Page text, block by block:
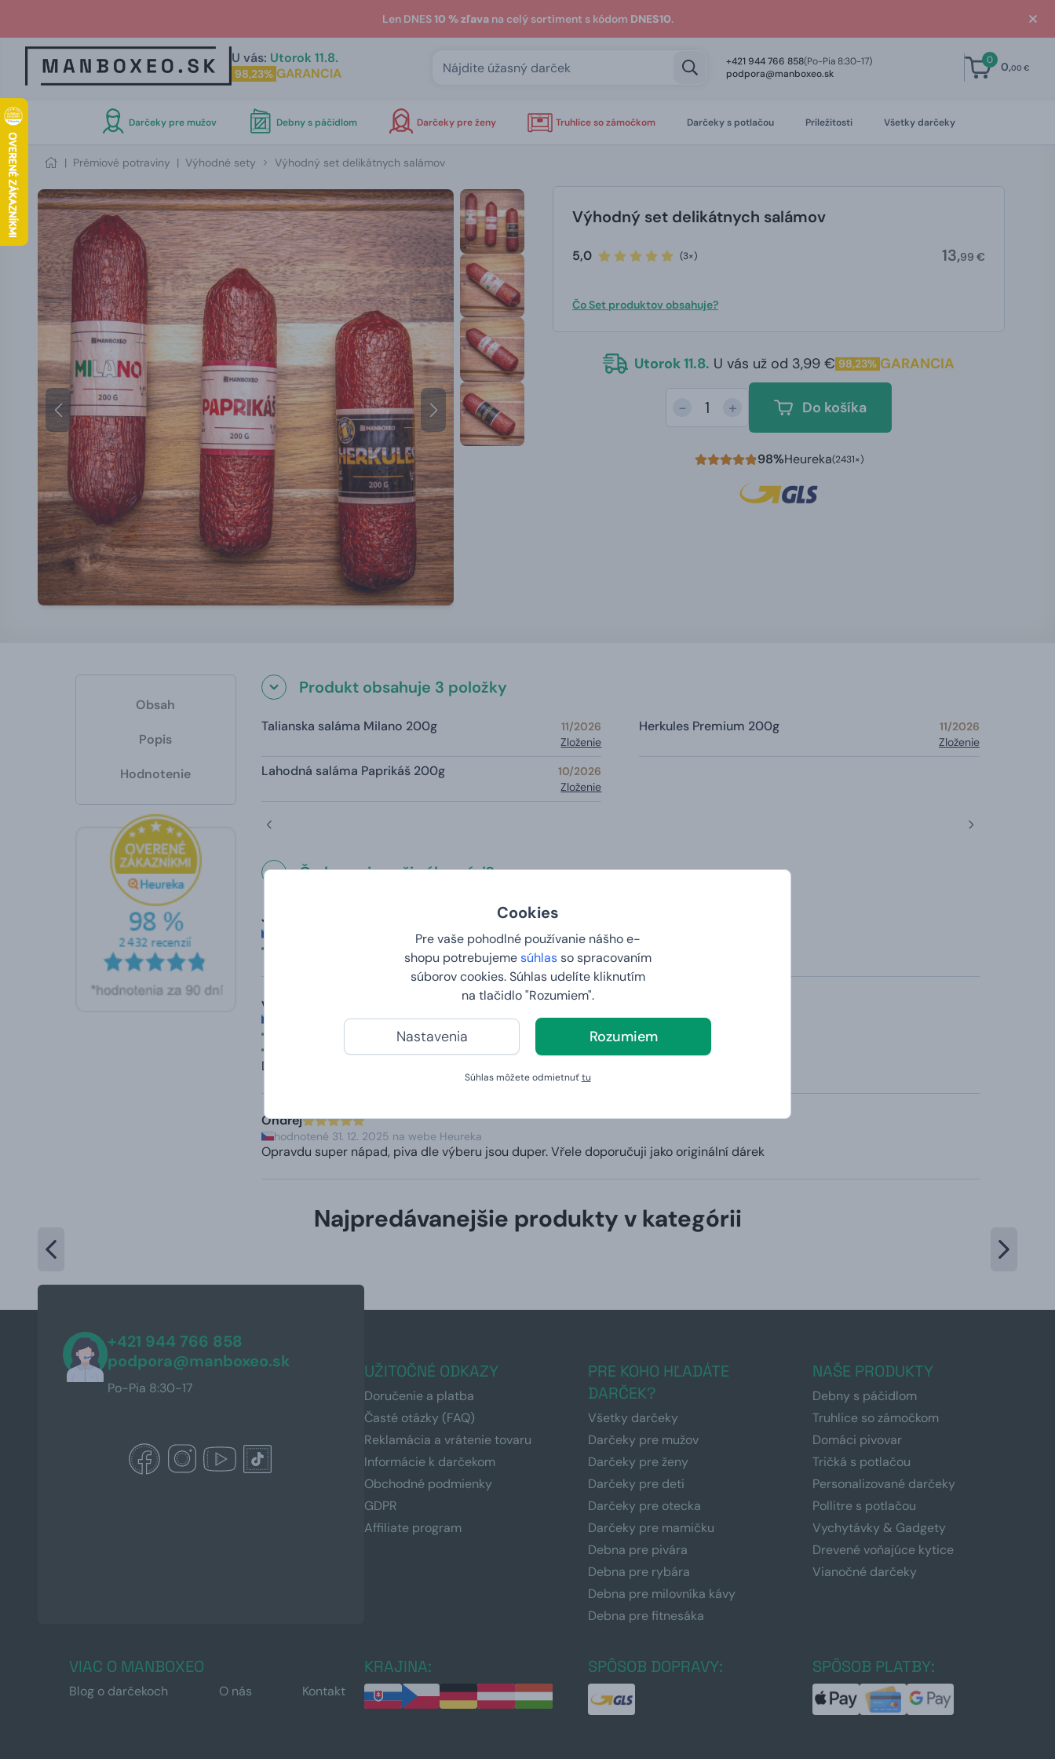
Cookies
Pre vaše pohodlné používanie nášho e-
shopu potrebujemesúhlasso spracovaním
súborov cookies. Súhlas udelíte kliknutím
na tlačidlo "Rozumiem".
Nastavenia Rozumiem
Súhlas môžete odmietnuťtu
Len DNES10 % zľavana celý sortiment s kódom DNES10.
U vás: Utorok 11.8.
98,23% GARANCIA
+421 944 766 858(Po-Pia 8:30-17)
podpora@manboxeo.sk
0 0,00 €
Darčeky pre mužov Debny s páčidlom Darčeky pre ženy Truhlice so zámočkom Darčeky s potlačou Príležitosti Všetky darčeky
| Prémiové potraviny | Výhodné sety Výhodný set delikátnych salámov
Výhodný set delikátnych salámov
5,0 (3×) 13,99 €
Čo Set produktov obsahuje?
Utorok 11.8. U vás už od 3,99 € 98,23% GARANCIA
- + Do košíka
98%Heureka(2431×)
Obsah
Popis
Hodnotenie
Produkt obsahuje 3 položky
Talianska saláma Milano 200g
11/2026
Zloženie
Herkules Premium 200g
11/2026
Zloženie
Lahodná saláma Paprikáš 200g
10/2026
Zloženie
Čo hovoria naši zákazníci?
Jitka
hodnotené 24. 4. 2026 na webe Heureka
Rychlost dodání, kvalita výrobků
vladimíra
hodnotené 10. 1. 2026 na webe Zbozi.cz
rychlé dodání,v ú objednáno,ve čt doma
růže je krásná
Doporučuji
Ondřej
hodnotené 31. 12. 2025 na webe Heureka
Opravdu super nápad, piva dle výberu jsou duper. Vřele doporučuji jako originální dárek
Najpredávanejšie produkty v kategórii
+421 944 766 858
podpora@manboxeo.sk
Po-Pia 8:30-17
UŽITOČNÉ ODKAZY
Doručenie a platba
Časté otázky (FAQ)
Reklamácia a vrátenie tovaru
Informácie k darčekom
Obchodné podmienky
GDPR
Affiliate program
PRE KOHO HĽADÁTE
DARČEK?
Všetky darčeky
Darčeky pre mužov
Darčeky pre ženy
Darčeky pre deti
Darčeky pre otecka
Darčeky pre mamičku
Debna pre pivára
Debna pre rybára
Debna pre milovníka kávy
Debna pre fitnesáka
NAŠE PRODUKTY
Debny s páčidlom
Truhlice so zámočkom
Domáci pivovar
Tričká s potlačou
Personalizované darčeky
Pollitre s potlačou
Vychytávky & Gadgety
Drevené voňajúce kytice
Vianočné darčeky
VIAC O MANBOXEO
Blog o darčekoch O nás Kontakt
KRAJINA: SPÔSOB DOPRAVY: SPÔSOB PLATBY: